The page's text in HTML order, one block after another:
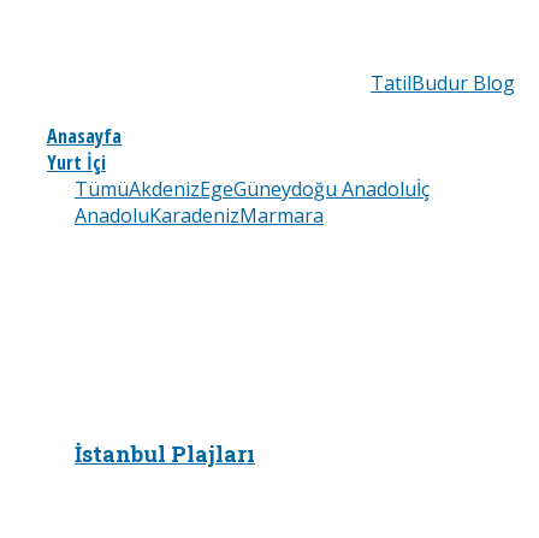
TatilBudur Blog
Anasayfa
Yurt İçi
TümüAkdenizEgeGüneydoğu Anadoluİç
AnadoluKaradenizMarmara
İstanbul Plajları